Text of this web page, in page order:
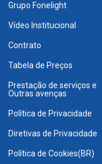
Grupo Fonelight
Vídeo Institucional
Contrato
Tabela de Preços
Prestação de serviços e
Outras avenças
Política de Privacidade
Diretivas de Privacidade
Política de Cookies(BR)